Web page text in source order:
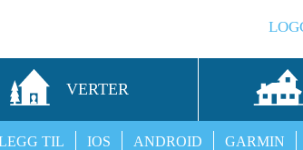
VERTER
GARMIN
ANDROID
IOS
TIL